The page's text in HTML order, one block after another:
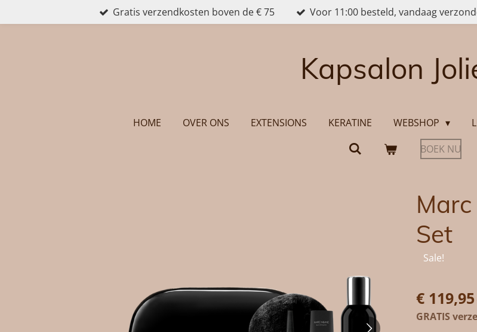
direct
Gratis verzendkosten boven de € 75 Voor 11:00 besteld, vandaag
Kapsalon
HOME OVER ONS EXTENSIONS KERATINE WEBSHOP
BOEK NU
Set
Sale!
€ 119,95
GRATIS